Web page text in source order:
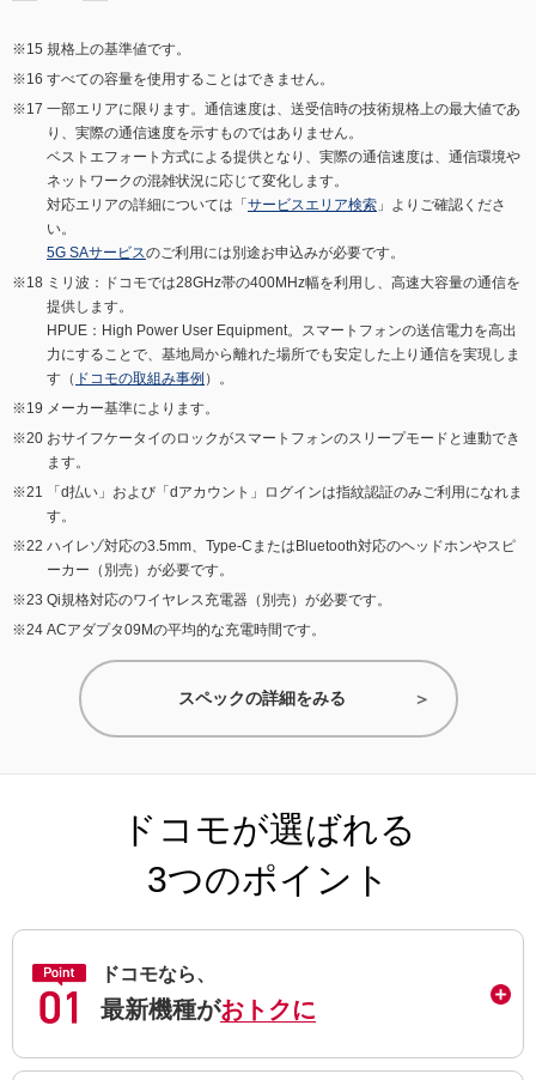
規格上の基準値です。
すべての容量を使用することはできません。
一部エリアに限ります。通信速度は、送受信時の技術規格上の最大値であ
り、実際の通信速度を示すものではありません。
ベストエフォート方式による提供となり、実際の通信速度は、通信環境や
ネットワークの混雑状況に応じて変化します。
対応エリアの詳細については「 サービスエリア検索 」よりご確認くださ
い。
5G SAサービスのご利用には別途お申込みが必要です。
ミリ波：ドコモでは28GHz帯の400MHz幅を利用し、高速大容量の通信を
提供します。
HPUE：High Power User Equipment。スマートフォンの送信電力を高出
力にすることで、基地局から離れた場所でも安定した上り通信を実現しま
す（ ドコモの取組み事例 ）。
メーカー基準によります。
おサイフケータイのロックがスマートフォンのスリープモードと連動でき
ます。
「d払い」および「dアカウント」ログインは指紋認証のみご利用になれま
す。
ハイレゾ対応の3.5mm、Type-CまたはBluetooth対応のヘッドホンやスピ
ーカー（別売）が必要です。
Qi規格対応のワイヤレス充電器（別売）が必要です。
ACアダプタ09Mの平均的な充電時間です。
スペックの詳細をみる
ドコモが選ばれる
3つのポイント
ドコモなら、
最新機種がおトクに